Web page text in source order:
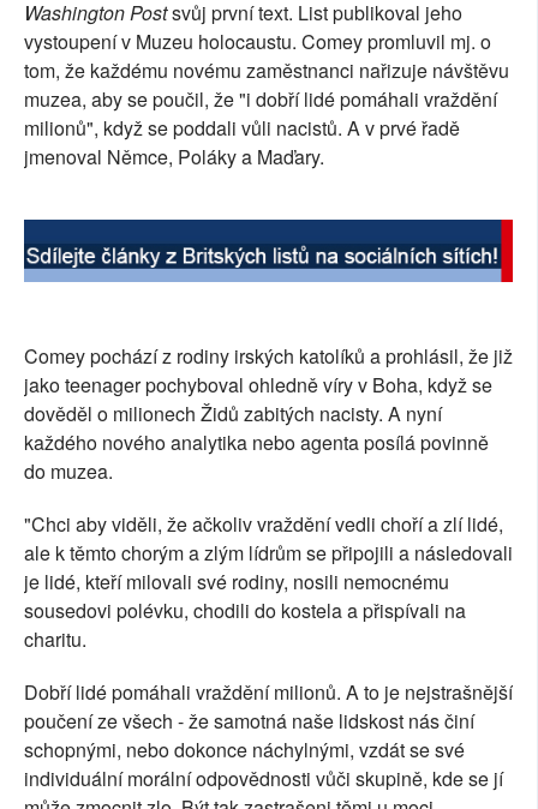
SOCIÁLNÍ SÍTĚ
RUBRIKY
PLNÁ VERZE STRÁNEK
Washington Postsvůj první text. List publikoval jeho
vystoupení v Muzeu holocaustu. Comey promluvil mj. o
tom, že každému novému zaměstnanci nařizuje návštěvu
muzea, aby se poučil, že "i dobří lidé pomáhali vraždění
milionů", když se poddali vůli nacistů. A v prvé řadě
jmenoval Němce, Poláky a Maďary.
Comey pochází z rodiny irských katolíků a prohlásil, že již
jako teenager pochyboval ohledně víry v Boha, když se
dověděl o milionech Židů zabitých nacisty. A nyní
každého nového analytika nebo agenta posílá povinně
do muzea.
"Chci aby viděli, že ačkoliv vraždění vedli choří a zlí lidé,
ale k těmto chorým a zlým lídrům se připojili a následovali
je lidé, kteří milovali své rodiny, nosili nemocnému
sousedovi polévku, chodili do kostela a přispívali na
charitu.
Dobří lidé pomáhali vraždění milionů. A to je nejstrašnější
poučení ze všech - že samotná naše lidskost nás činí
schopnými, nebo dokonce náchylnými, vzdát se své
individuální morální odpovědnosti vůči skupině, kde se jí